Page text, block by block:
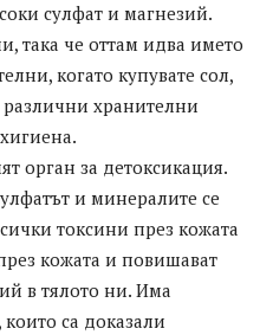
сулфат и магнезий.
така че оттам идва името
когато купувате сол,
хранителни
орган за детоксикация.
и минералите се
токсини през кожата
кожата и повишават
в тялото ни. Има
са доказали